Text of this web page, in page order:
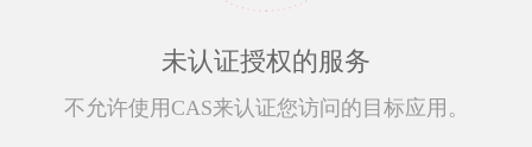
未认证授权的服务
不允许使用CAS来认证您访问的目标应用。